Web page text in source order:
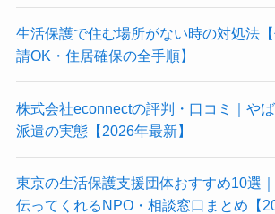
生活保護で住む場所がない時の対処法
請OK・住居確保の全手順】
株式会社econnectの評判・口コミ｜や
派遣の実態【2026年最新】
東京の生活保護支援団体おすすめ10選
伝ってくれるNPO・相談窓口まとめ【